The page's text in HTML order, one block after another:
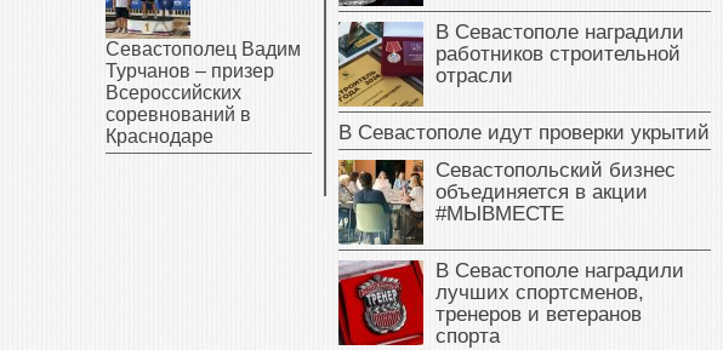
В Севастополе наградили
работников строительной
отрасли
В Севастополе идут проверки укрытий
Севастопольский бизнес
объединяется в акции
#МЫВМЕСТЕ
В Севастополе наградили
лучших спортсменов,
тренеров и ветеранов
спорта
Севастополец Вадим
Турчанов – призер
Всероссийских
соревнований в
Краснодаре